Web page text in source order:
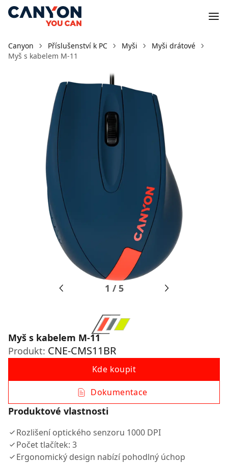
Canyon Příslušenství k PC Myši
Myši drátové
Myš s kabelem M-11
1 / 5
Myš s kabelem M-11
Produkt: CNE-CMS11BR
Kde koupit
Dokumentace
Produktové vlastnosti
Rozlišení optického senzoru 1000 DPI
Počet tlačítek: 3
Ergonomický design nabízí pohodlný úchop